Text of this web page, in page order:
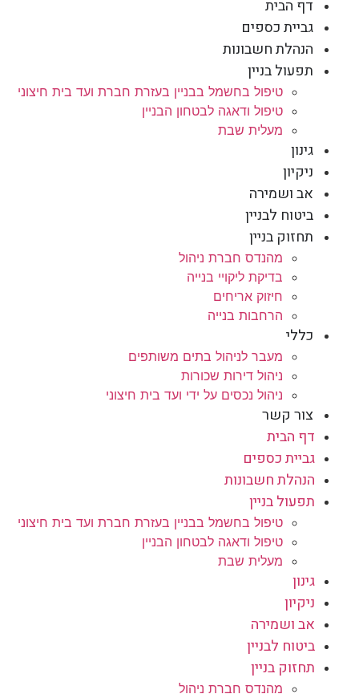
דף הבית
גביית כספים
הנהלת חשבונות
תפעול בניין
טיפול בחשמל בבניין בעזרת חברת ועד בית חיצוני
טיפול ודאגה לבטחון הבניין
מעלית שבת
גינון
ניקיון
אב ושמירה
ביטוח לבניין
תחזוק בניין
מהנדס חברת ניהול
בדיקת ליקויי בנייה
חיזוק אריחים
הרחבות בנייה
כללי
מעבר לניהול בתים משותפים
ניהול דירות שכורות
ניהול נכסים על ידי ועד בית חיצוני
צור קשר
דף הבית
גביית כספים
הנהלת חשבונות
תפעול בניין
טיפול בחשמל בבניין בעזרת חברת ועד בית חיצוני
טיפול ודאגה לבטחון הבניין
מעלית שבת
גינון
ניקיון
אב ושמירה
ביטוח לבניין
תחזוק בניין
מהנדס חברת ניהול